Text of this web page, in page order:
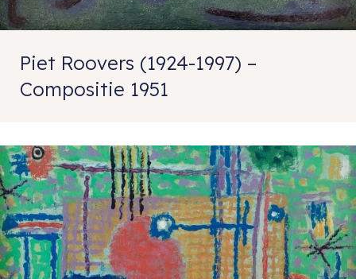
Piet Roovers (1924-1997) –
Compositie 1951